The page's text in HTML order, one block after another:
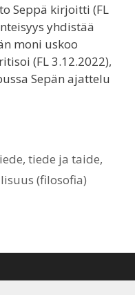
Seppä kirjoitti (FL
yhdistää
moni uskoo
(FL 3.12.2022),
Sepän ajattelu
,tiede ja taide,
(filosofia)